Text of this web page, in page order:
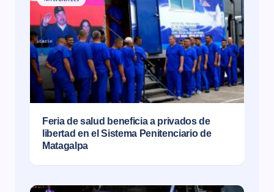
Feria de salud beneficia a privados de
libertad en el Sistema Penitenciario de
Matagalpa